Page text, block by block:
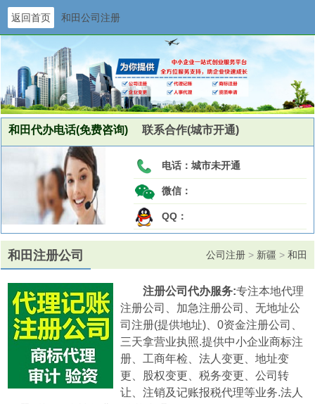
返回首页 和田公司注册
和田代办电话(免费咨询) 联系合作(城市开通)
电话： 城市未开通
微信：
QQ：
和田注册公司 公司注册 > 新疆 > 和田
注册公司代办服务:专注本地代理
注册公司、加急注册公司、无地址公
司注册(提供地址)、0资金注册公司、
三天拿营业执照.提供中小企业商标注
册、工商年检、法人变更、地址变
更、股权变更、税务变更、公司转
让、注销及记账报税代理等业务.法人